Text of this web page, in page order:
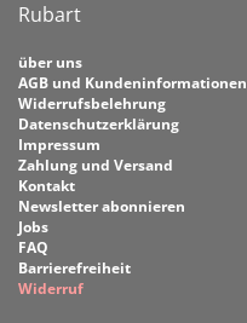
Rubart
über uns
AGB und Kundeninformationen
Widerrufsbelehrung
Datenschutzerklärung
Impressum
Zahlung und Versand
Kontakt
Newsletter abonnieren
Jobs
FAQ
Barrierefreiheit
Widerruf